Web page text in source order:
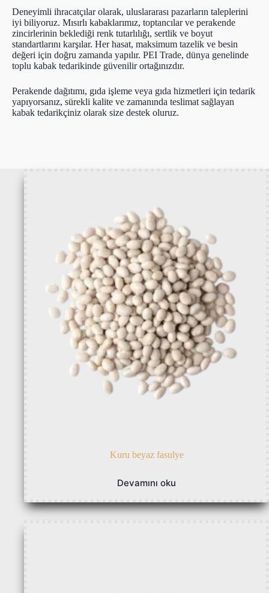
Deneyimli ihracatçılar olarak, uluslararası pazarların taleplerini
iyi biliyoruz. Mısırlı kabaklarımız, toptancılar ve perakende
zincirlerinin beklediği renk tutarlılığı, sertlik ve boyut
standartlarını karşılar. Her hasat, maksimum tazelik ve besin
değeri için doğru zamanda yapılır. PEI Trade, dünya genelinde
toplu kabak tedarikinde güvenilir ortağınızdır.
Perakende dağıtımı, gıda işleme veya gıda hizmetleri için tedarik
yapıyorsanız, sürekli kalite ve zamanında teslimat sağlayan
kabak tedarikçiniz olarak size destek oluruz.
Kuru beyaz fasulye
Devamını oku